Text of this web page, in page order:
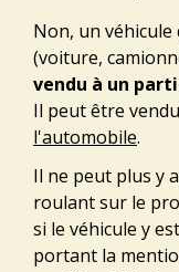
Non, un
(voiture,
vendu à un
Il peut être
l'automobile.
Il ne peut plus y
roulant sur le
si le véhicule y
portant la